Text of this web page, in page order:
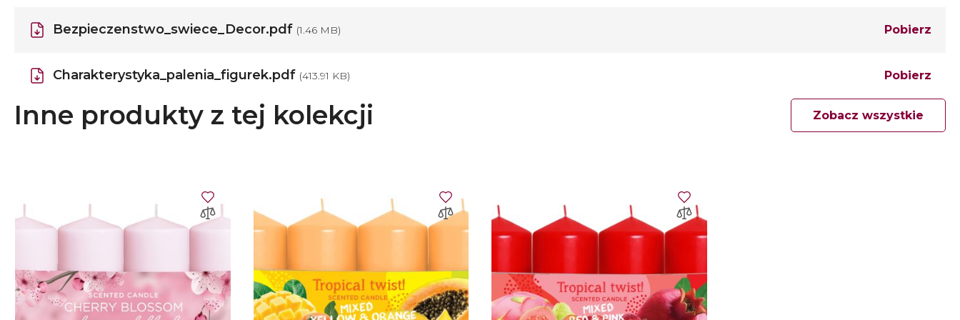
Bezpieczenstwo_swiece_Decor.pdf (1.46 MB) Pobierz
Charakterystyka_palenia_figurek.pdf (413.91 KB) Pobierz
Inne produkty z tej kolekcji Zobacz wszystkie